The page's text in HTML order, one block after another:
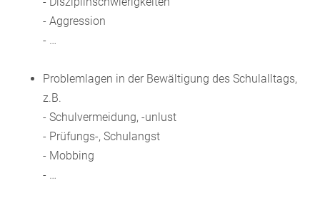
- Aggression
- …
Problemlagen in der Bewältigung des Schulalltags,
z.B.
- Schulvermeidung, -unlust
- Prüfungs-, Schulangst
- Mobbing
- …